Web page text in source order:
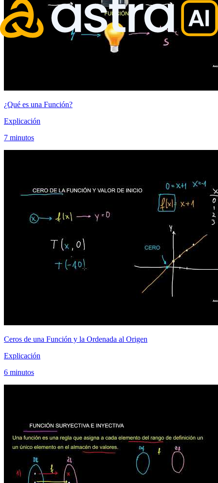
¿Qué es una Función?
Explicación
7 minutos
Ceros de una Función y la Ordenada al Origen
Explicación
6 minutos